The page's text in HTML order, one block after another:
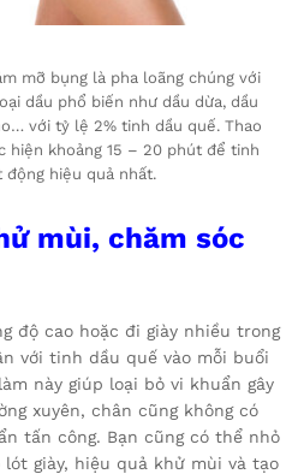
mỡ bụng là pha loãng chúng với
dầu phổ biến như dầu dừa, dầu
với tỷ lệ 2% tinh dầu quế. Thao
hiện khoảng 15 – 20 phút để tinh
động hiệu quả nhất.
mùi, chăm sóc
độ cao hoặc đi giày nhiều trong
với tinh dầu quế vào mỗi buổi
này giúp loại bỏ vi khuẩn gây
xuyên, chân cũng không có
tấn công. Bạn cũng có thể nhỏ
giày, hiệu quả khử mùi và tạo